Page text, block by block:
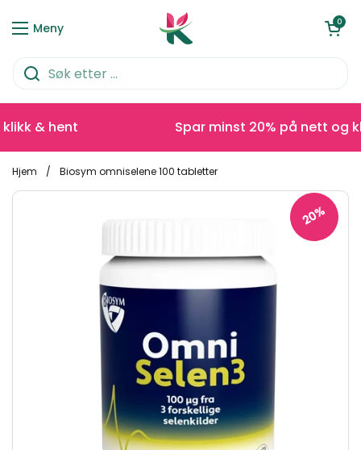
Meny
Åpen0
& hent Spar minst 20% på nett og
Hjem / Biosym omniselene 100 tabletter
20%